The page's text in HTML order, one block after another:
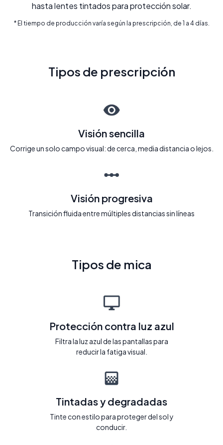
hasta lentes tintados para protección solar.
* El tiempo de producción varía según la prescripción, de 1 a 4 días.
Tipos de prescripción
Visión sencilla
Corrige un solo campo visual: de cerca, media distancia o lejos.
Visión progresiva
Transición fluida entre múltiples distancias sin líneas
Tipos de mica
Protección contra luz azul
Filtra la luz azul de las pantallas para
reducir la fatiga visual.
Tintadas y degradadas
Tinte con estilo para proteger del sol y
conducir.